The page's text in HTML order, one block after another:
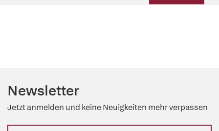
Newsletter
Jetzt anmelden und keine Neuigkeiten mehr verpassen